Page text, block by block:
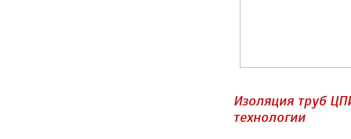
Изоляция труб
технологии